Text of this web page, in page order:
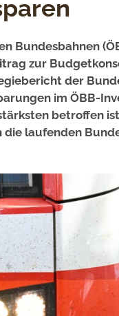
Bundesbahnen
zur
der
im ÖBB-
betroffen
die laufenden